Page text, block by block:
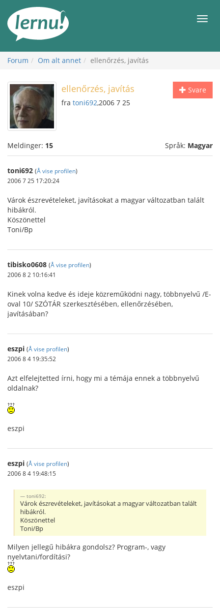
innholdet
Meny
Forum Om alt annet ellenőrzés, javítás
Svare
ellenőrzés, javítás
fra toni692,2006 7 25
Meldinger: 15 Språk: Magyar
toni692 (Å vise profilen)
2006 7 25 17:20:24
Várok észrevételeket, javításokat a magyar változatban talált
hibákról.
Köszönettel
Toni/Bp
tibisko0608 (Å vise profilen)
2006 8 2 10:16:41
Kinek volna kedve és ideje közreműködni nagy, többnyelvű /E-
oval 10/ SZÓTÁR szerkesztésében, ellenőrzésében,
javításában?
eszpi (Å vise profilen)
2006 8 4 19:35:52
Azt elfelejtetted írni, hogy mi a témája ennek a többnyelvű
oldalnak?
eszpi
eszpi (Å vise profilen)
2006 8 4 19:48:15
toni692:
Várok észrevételeket, javításokat a magyar változatban talált
hibákról.
Köszönettel
Toni/Bp
Milyen jellegű hibákra gondolsz? Program-, vagy
nyelvtani/fordítási?
eszpi